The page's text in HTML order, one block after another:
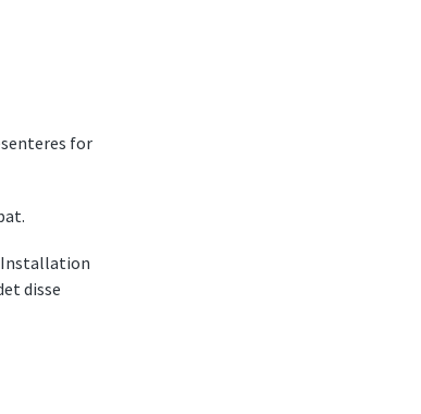
for
Installation
disse